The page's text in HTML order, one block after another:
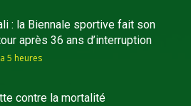
: la Biennale sportive fait son
après 36 ans d’interruption
5 heures
contre la mortalité